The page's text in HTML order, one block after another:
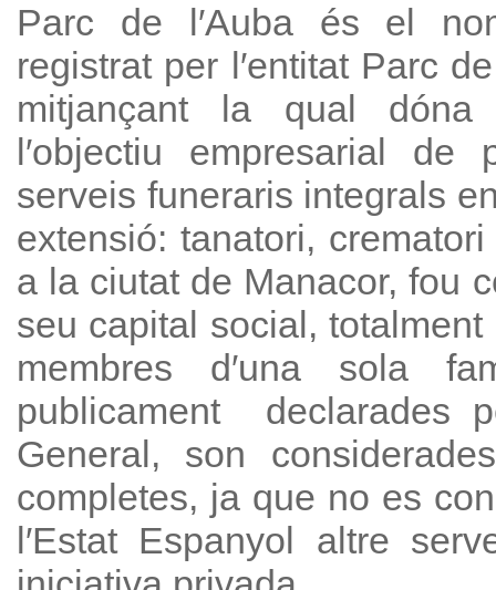
Parc de l′Auba és el
registrat per l′entitat Parc
mitjançant la qual dóna
l′objectiu empresarial de
serveis funeraris integrals
extensió: tanatori,
a la ciutat de Manacor, fou
seu capital social,
membres d′una sola
publicament declarades
General, son
completes, ja que no es
l′Estat Espanyol altre